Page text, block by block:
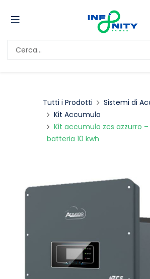
Tutti i Prodotti
Sistemi di
Kit Accumulo
Kit accumulo zcs azzurro
batteria 10 kwh